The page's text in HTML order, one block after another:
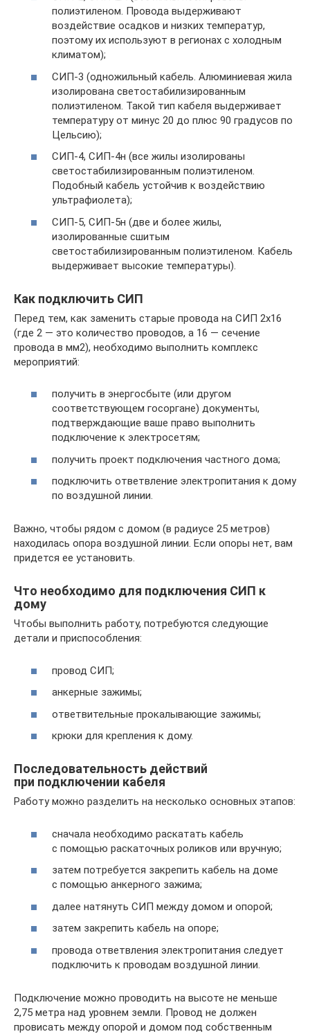
полиэтиленом. Провода выдерживают
воздействие осадков и низких температур,
поэтому их используют в регионах с холодным
климатом);
СИП-3 (одножильный кабель. Алюминиевая жила
изолирована светостабилизированным
полиэтиленом. Такой тип кабеля выдерживает
температуру от минус 20 до плюс 90 градусов по
Цельсию);
СИП-4, СИП-4н (все жилы изолированы
светостабилизированным полиэтиленом.
Подобный кабель устойчив к воздействию
ультрафиолета);
СИП-5, СИП-5н (две и более жилы,
изолированные сшитым
светостабилизированным полиэтиленом. Кабель
выдерживает высокие температуры).
Как подключить СИП
Перед тем, как заменить старые провода на СИП 2х16
(где 2 — это количество проводов, а 16 — сечение
провода в мм2), необходимо выполнить комплекс
мероприятий:
получить в энергосбыте (или другом
соответствующем госоргане) документы,
подтверждающие ваше право выполнить
подключение к электросетям;
получить проект подключения частного дома;
подключить ответвление электропитания к дому
по воздушной линии.
Важно, чтобы рядом с домом (в радиусе 25 метров)
находилась опора воздушной линии. Если опоры нет, вам
придется ее установить.
Что необходимо для подключения СИП к
дому
Чтобы выполнить работу, потребуются следующие
детали и приспособления:
провод СИП;
анкерные зажимы;
ответвительные прокалывающие зажимы;
крюки для крепления к дому.
Последовательность действий
при подключении кабеля
Работу можно разделить на несколько основных этапов:
сначала необходимо раскатать кабель
с помощью раскаточных роликов или вручную;
затем потребуется закрепить кабель на доме
с помощью анкерного зажима;
далее натянуть СИП между домом и опорой;
затем закрепить кабель на опоре;
провода ответвления электропитания следует
подключить к проводам воздушной линии.
Подключение можно проводить на высоте не меньше
2,75 метра над уровнем земли. Провод не должен
провисать между опорой и домом под собственным